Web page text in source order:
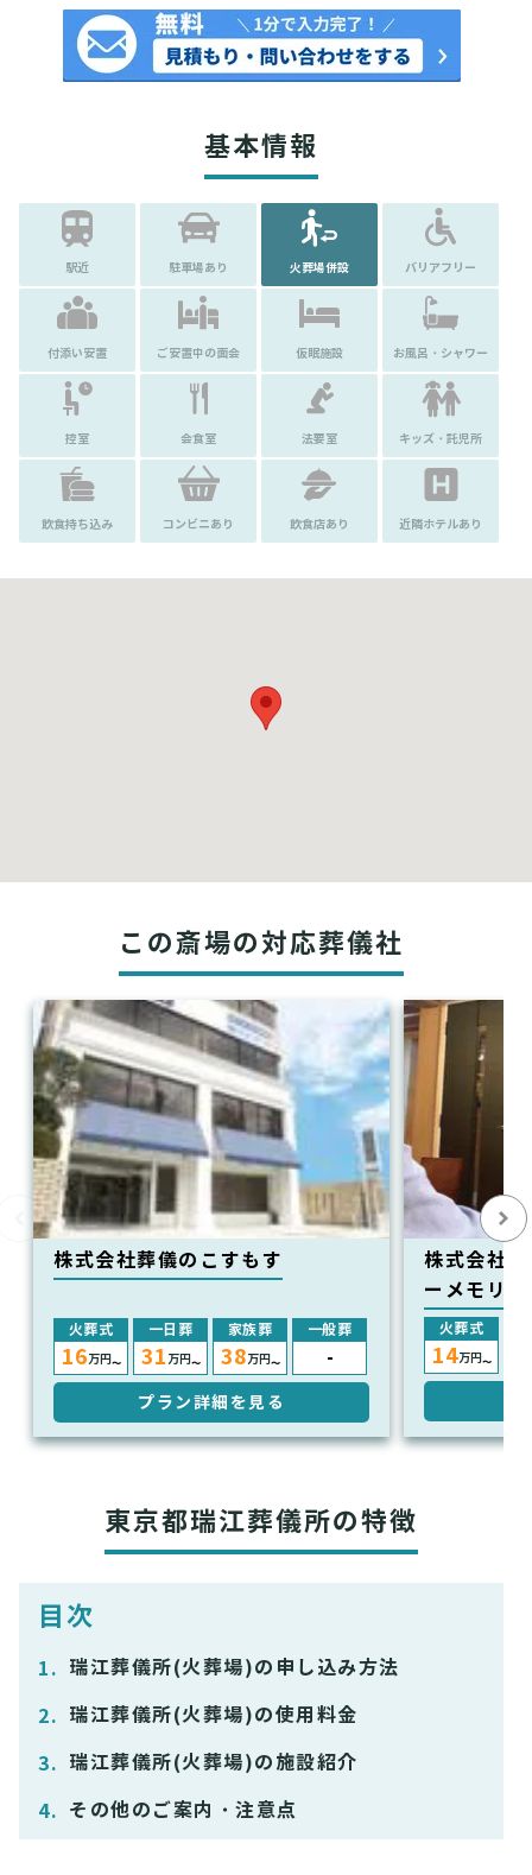
基本情報
駅近 駐車場あり 火葬場併設 バリアフリー
付添い安置 ご安置中の面会 仮眠施設 お風呂・シャワー
控室 会食室 法要室 キッズ・託児所
飲食持ち込み コンビニあり 飲食店あり 近隣ホテルあり
この斎場の対応葬儀社
株式会社葬儀のこすもす
火葬式
16万円〜
一日葬
31 万円〜
家族葬
38万円〜
一般葬
-
プラン詳細を見る
株式会社
ーメモリ
火葬式
14万円〜
東京都瑞江葬儀所の特徴
目次
瑞江葬儀所(火葬場)の申し込み方法
瑞江葬儀所(火葬場)の使用料金
瑞江葬儀所(火葬場)の施設紹介
その他のご案内・注意点